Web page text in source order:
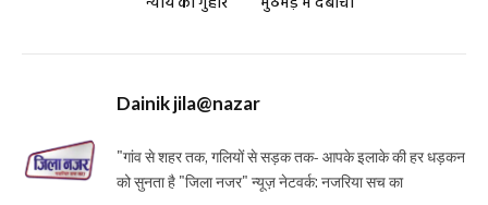
Dainik jila@nazar
"गांव से शहर तक, गलियों से सड़क तक- आपके इलाके की हर धड़कन
को सुनता है "जिला नजर" न्यूज़ नेटवर्क: नजरिया सच का